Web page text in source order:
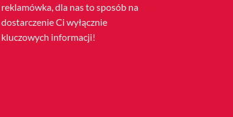
reklamówka, dla nas to sposób na
dostarczenie Ci wyłącznie
kluczowych informacji!